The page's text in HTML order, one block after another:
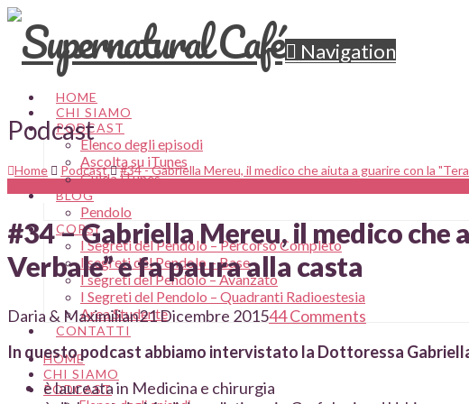
Navigation
HOME
CHI SIAMO
PODCAST
Elenco degli episodi
Ascolta su iTunes
Guida iTunes
BLOG
Pendolo
CORSI
I Segreti del Pendolo – Percorso Completo
I segreti del Pendolo – Base
I segreti del Pendolo – Avanzato
I Segreti del Pendolo – Quadranti Radioestesia
Area Studente
CONTATTI
HOME
CHI SIAMO
PODCAST
Podcast
Home Podcast #34 - Gabriella Mereu, il medico che aiuta a guarire con la
#34 – Gabriella Mereu, il medico che
Verbale” e fa paura alla casta
Daria & Maximilian21 Dicembre 201544 Comments
In questo podcast abbiamo intervistato la Dottoressa
è laureata in Medicina e chirurgia